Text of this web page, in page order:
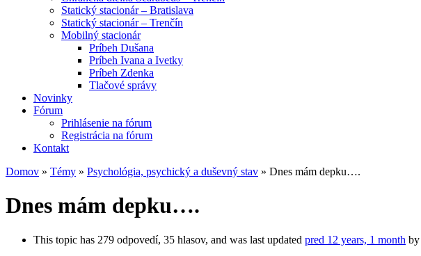
Statický stacionár – Bratislava
Statický stacionár – Trenčín
Mobilný stacionár
Príbeh Dušana
Príbeh Ivana a Ivetky
Príbeh Zdenka
Tlačové správy
Novinky
Fórum
Prihlásenie na fórum
Registrácia na fórum
Kontakt
Domov » Témy » Psychológia, psychický a duševný stav » Dnes mám depku….
Dnes mám depku….
This topic has 279 odpovedí, 35 hlasov, and was last updated pred 12 years, 1 month by